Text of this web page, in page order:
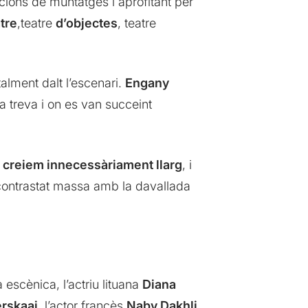
,teatre d’objectes, teatre
dalt l’escenari. Engany
treva i on es van succeint
creiem innecessàriament llarg, i
massa amb la davallada
l’actriu lituana Diana